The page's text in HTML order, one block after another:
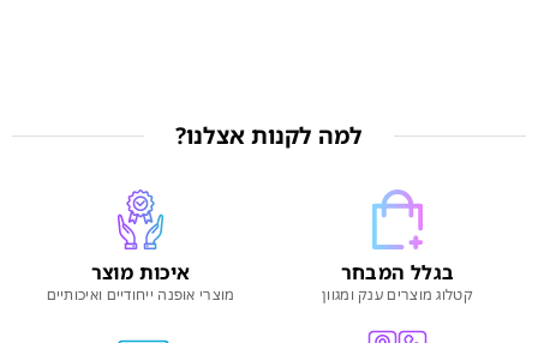
למה לקנות אצלנו?
בגלל המבחר
קטלוג מוצרים ענק ומגוון
איכות מוצר
מוצרי אופנה ייחודיים ואיכותיים